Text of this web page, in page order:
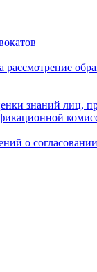
знаний лиц,
согласовании